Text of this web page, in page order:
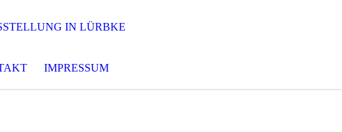
IN LÜRBKE
IMPRESSUM